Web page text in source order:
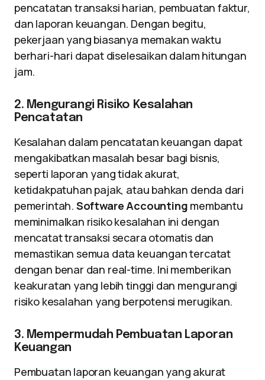
pencatatan transaksi harian, pembuatan faktur,
dan laporan keuangan. Dengan begitu,
pekerjaan yang biasanya memakan waktu
berhari-hari dapat diselesaikan dalam hitungan
jam.
2. Mengurangi Risiko Kesalahan
Pencatatan
Kesalahan dalam pencatatan keuangan dapat
mengakibatkan masalah besar bagi bisnis,
seperti laporan yang tidak akurat,
ketidakpatuhan pajak, atau bahkan denda dari
pemerintah. Software Accounting membantu
meminimalkan risiko kesalahan ini dengan
mencatat transaksi secara otomatis dan
memastikan semua data keuangan tercatat
dengan benar dan real-time. Ini memberikan
keakuratan yang lebih tinggi dan mengurangi
risiko kesalahan yang berpotensi merugikan.
3. Mempermudah Pembuatan Laporan
Keuangan
Pembuatan laporan keuangan yang akurat